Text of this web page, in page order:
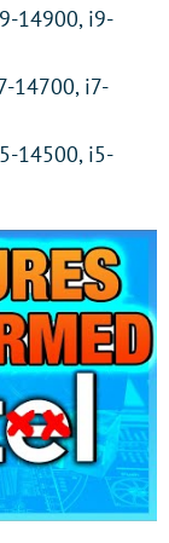
14900, i9-
14700, i7-
14500, i5-